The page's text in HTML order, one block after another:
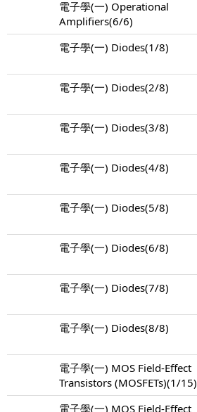
電子學(一) Operational
Amplifiers(6/6)
電子學(一) Diodes(1/8)
電子學(一) Diodes(2/8)
電子學(一) Diodes(3/8)
電子學(一) Diodes(4/8)
電子學(一) Diodes(5/8)
電子學(一) Diodes(6/8)
電子學(一) Diodes(7/8)
電子學(一) Diodes(8/8)
電子學(一) MOS Field-Effect
Transistors (MOSFETs)(1/15)
電子學(一) MOS Field-Effect